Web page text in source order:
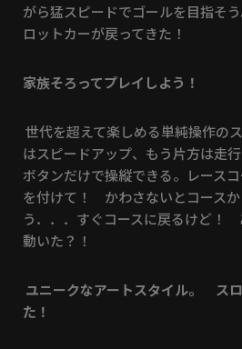
がら猛スピードでゴールを目指そ
ロットカーが戻ってきた！
家族そろってプレイしよう！
世代を超えて楽しめる単純操作の
はスピードアップ、もう片方は走
ボタンだけで操縦できる。レース
を付けて！ かわさないとコース
う．．．すぐコースに戻るけど
動いた？！
ユニークなアートスタイル。 ス
た！